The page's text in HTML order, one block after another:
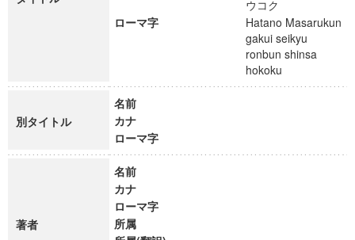
ウコク
ローマ字
Hatano Masarukun
gakui seikyu
ronbun shinsa
hokoku
別タイトル
名前
カナ
ローマ字
著者
名前
カナ
ローマ字
所属